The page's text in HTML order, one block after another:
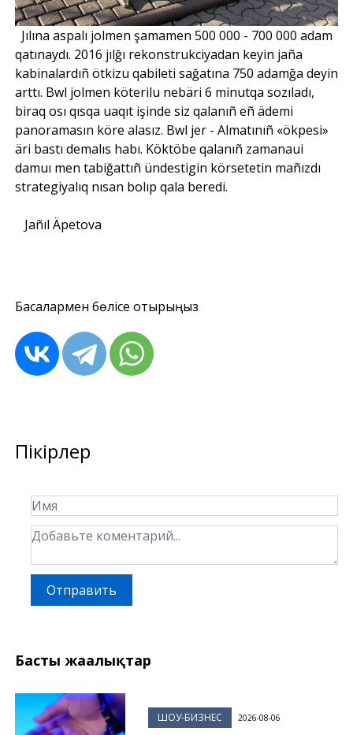
Jılına aspalı jolmen şamamen 500 000 - 700 000 adam
qatınaydı. 2016 jılğı rekonstrukciyadan keyin jaña
kabinalardıñ ötkizu qabileti sağatına 750 adamğa deyin
arttı. Bwl jolmen köterilu nebäri 6 minutqa sozıladı,
biraq osı qısqa uaqıt işinde siz qalanıñ eñ ädemi
panoramasın köre alasız. Bwl jer - Almatınıñ «ökpesi»
äri bastı demalıs habı. Köktöbe qalanıñ zamanaui
damuı men tabiğattıñ ündestigin körsetetin mañızdı
strategiyalıq nısan bolıp qala beredi.
Jañıl Äpetova
Басқалармен бөлісе отырыңыз
Пікірлер
Отправить
Басты жаңалықтар
ШОУ-БИЗНЕС 2026-08-06